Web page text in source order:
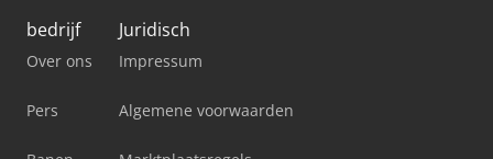
bedrijf
Over ons
Pers
Juridisch
Impressum
Algemene voorwaarden